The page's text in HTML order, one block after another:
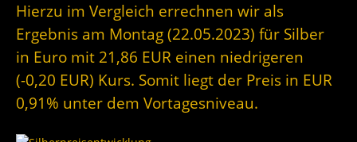
Hierzu im Vergleich errechnen wir als
Ergebnis am Montag (22.05.2023) für Silber
in Euro mit 21,86 EUR einen niedrigeren
(-0,20 EUR) Kurs. Somit liegt der Preis in EUR
0,91% unter dem Vortagesniveau.